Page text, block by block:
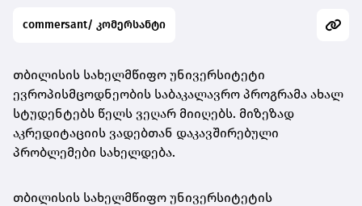
commersant/ კომერსანტი
თბილისის სახელმწიფო უნივერსიტეტი
ევროპისმცოდნეობის საბაკალავრო პროგრამა ახალ
სტუდენტებს წელს ვეღარ მიიღებს. მიზეზად
აკრედიტაციის ვადებთან დაკავშირებული
პრობლემები სახელდება.
თბილისის სახელმწიფო უნივერსიტეტის